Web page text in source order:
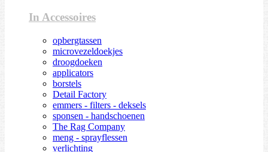
In Accessoires
opbergtassen
microvezeldoekjes
droogdoeken
applicators
borstels
Detail Factory
emmers - filters - deksels
sponsen - handschoenen
The Rag Company
meng - sprayflessen
verlichting